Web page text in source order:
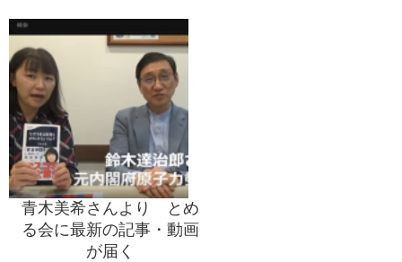
青木美希さんより とめ
る会に最新の記事・動画
が届く